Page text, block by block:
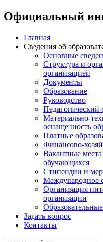
Официальный
Главная
Сведения об
Основные
Структура и
организацией
Документы
Образование
Руководство
Педагогический
Материально-
оснащенность
Платные
Финансово-
Вакантные
обучающихся
Стипендии и
Международное
Организация
организации
Задать вопрос
Контакты